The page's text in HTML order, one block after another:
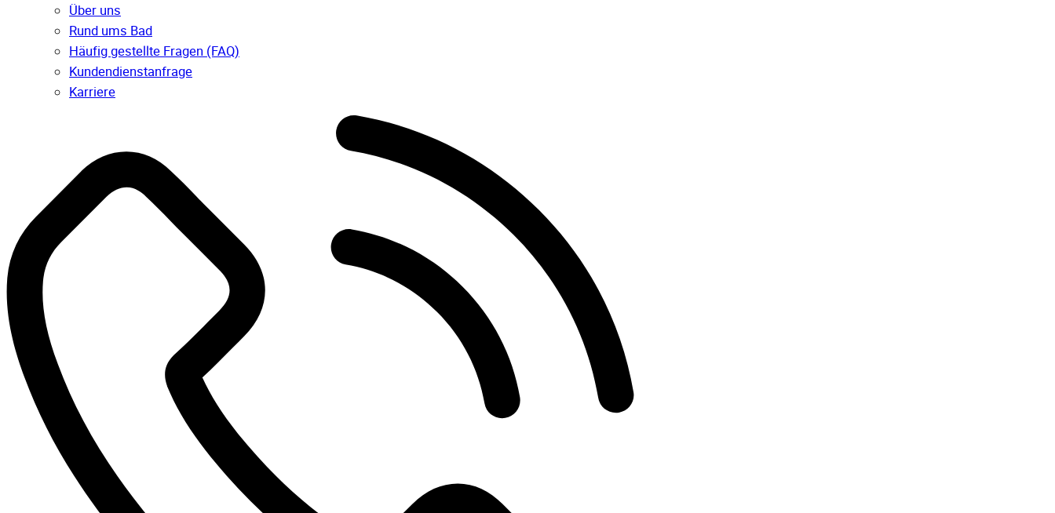
Über uns
Rund ums Bad
Häufig gestellte Fragen (FAQ)
Kunden­dienst­anfrage
Karriere